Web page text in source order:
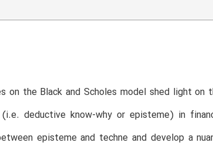
on the Black and Scholes model shed light
deductive know-why or episteme) in
episteme and techne and develop a